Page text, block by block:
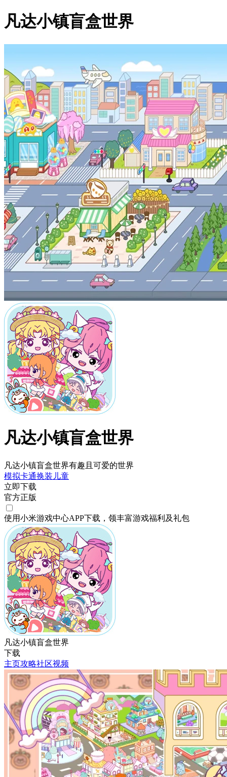
凡达小镇盲盒世界
凡达小镇盲盒世界
凡达小镇盲盒世界有趣且可爱的世界
模拟卡通换装 儿童
立即下载
官方正版
使用小米游戏中心APP下载 ，领丰富游戏福利 及礼包
凡达小镇盲盒世界
下载
主页攻略社区视频